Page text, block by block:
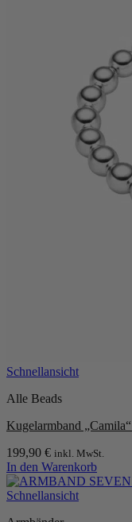
Schnellansicht
Alle Beads
Kugelarmband
199,90 € inkl. MwSt.
In den Warenkorb
Schnellansicht